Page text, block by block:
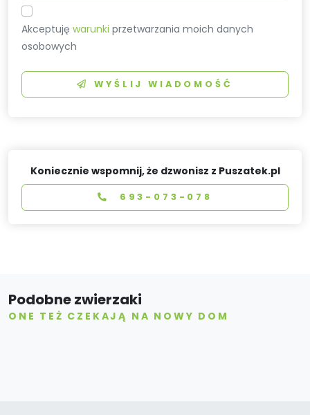
Akceptujęwarunki przetwarzania moich danych
osobowych
WYŚLIJ WIADOMOŚĆ
Koniecznie wspomnij, że dzwonisz z Puszatek.pl
693-073-078
Podobne zwierzaki
ONE TEŻ CZEKAJĄ NA NOWY DOM